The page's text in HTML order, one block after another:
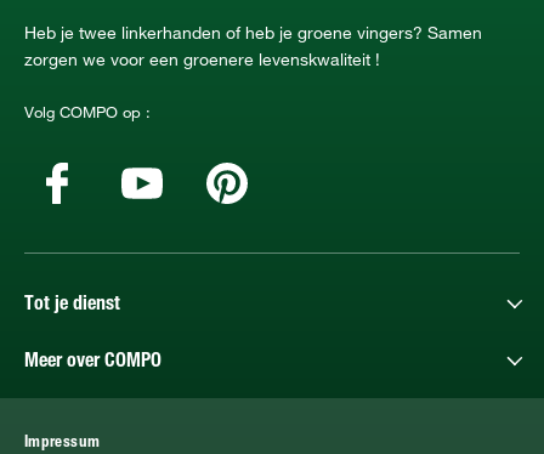
Heb je twee linkerhanden of heb je groene vingers? Samen
zorgen we voor een groenere levenskwaliteit !
Volg COMPO op :
Tot je dienst
Meer over COMPO
Impressum